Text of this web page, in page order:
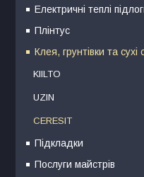
Електричні теплі
Плінтус
Клея, грунтівки та сухі
KIILTO
UZIN
CERESIT
Підкладки
Послуги майстрів